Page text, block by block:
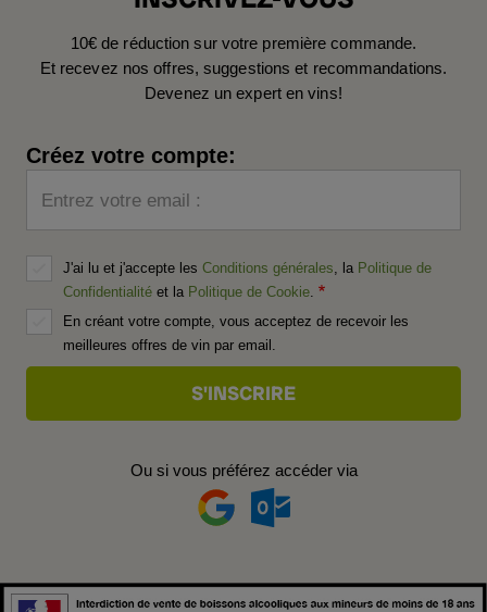
10€ de réduction sur votre première commande.
Et recevez nos offres, suggestions et recommandations.
Devenez un expert en vins!
Créez votre compte:
Entrez votre email :
J'ai lu et j'accepte les Conditions générales , la Politique de
Confidentialité et la Politique de Cookie
En créant votre compte, vous acceptez de recevoir les
meilleures offres de vin par email.
Ou si vous préférez accéder via